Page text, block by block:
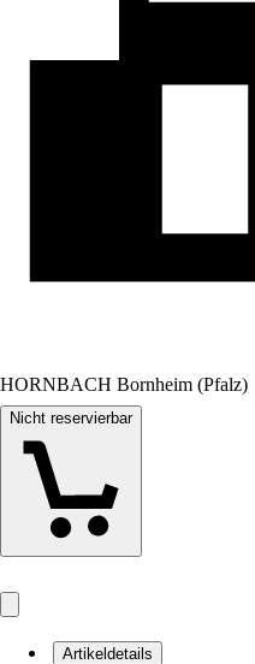
HORNBACH Bornheim (Pfalz)
Nicht reservierbar
Artikeldetails